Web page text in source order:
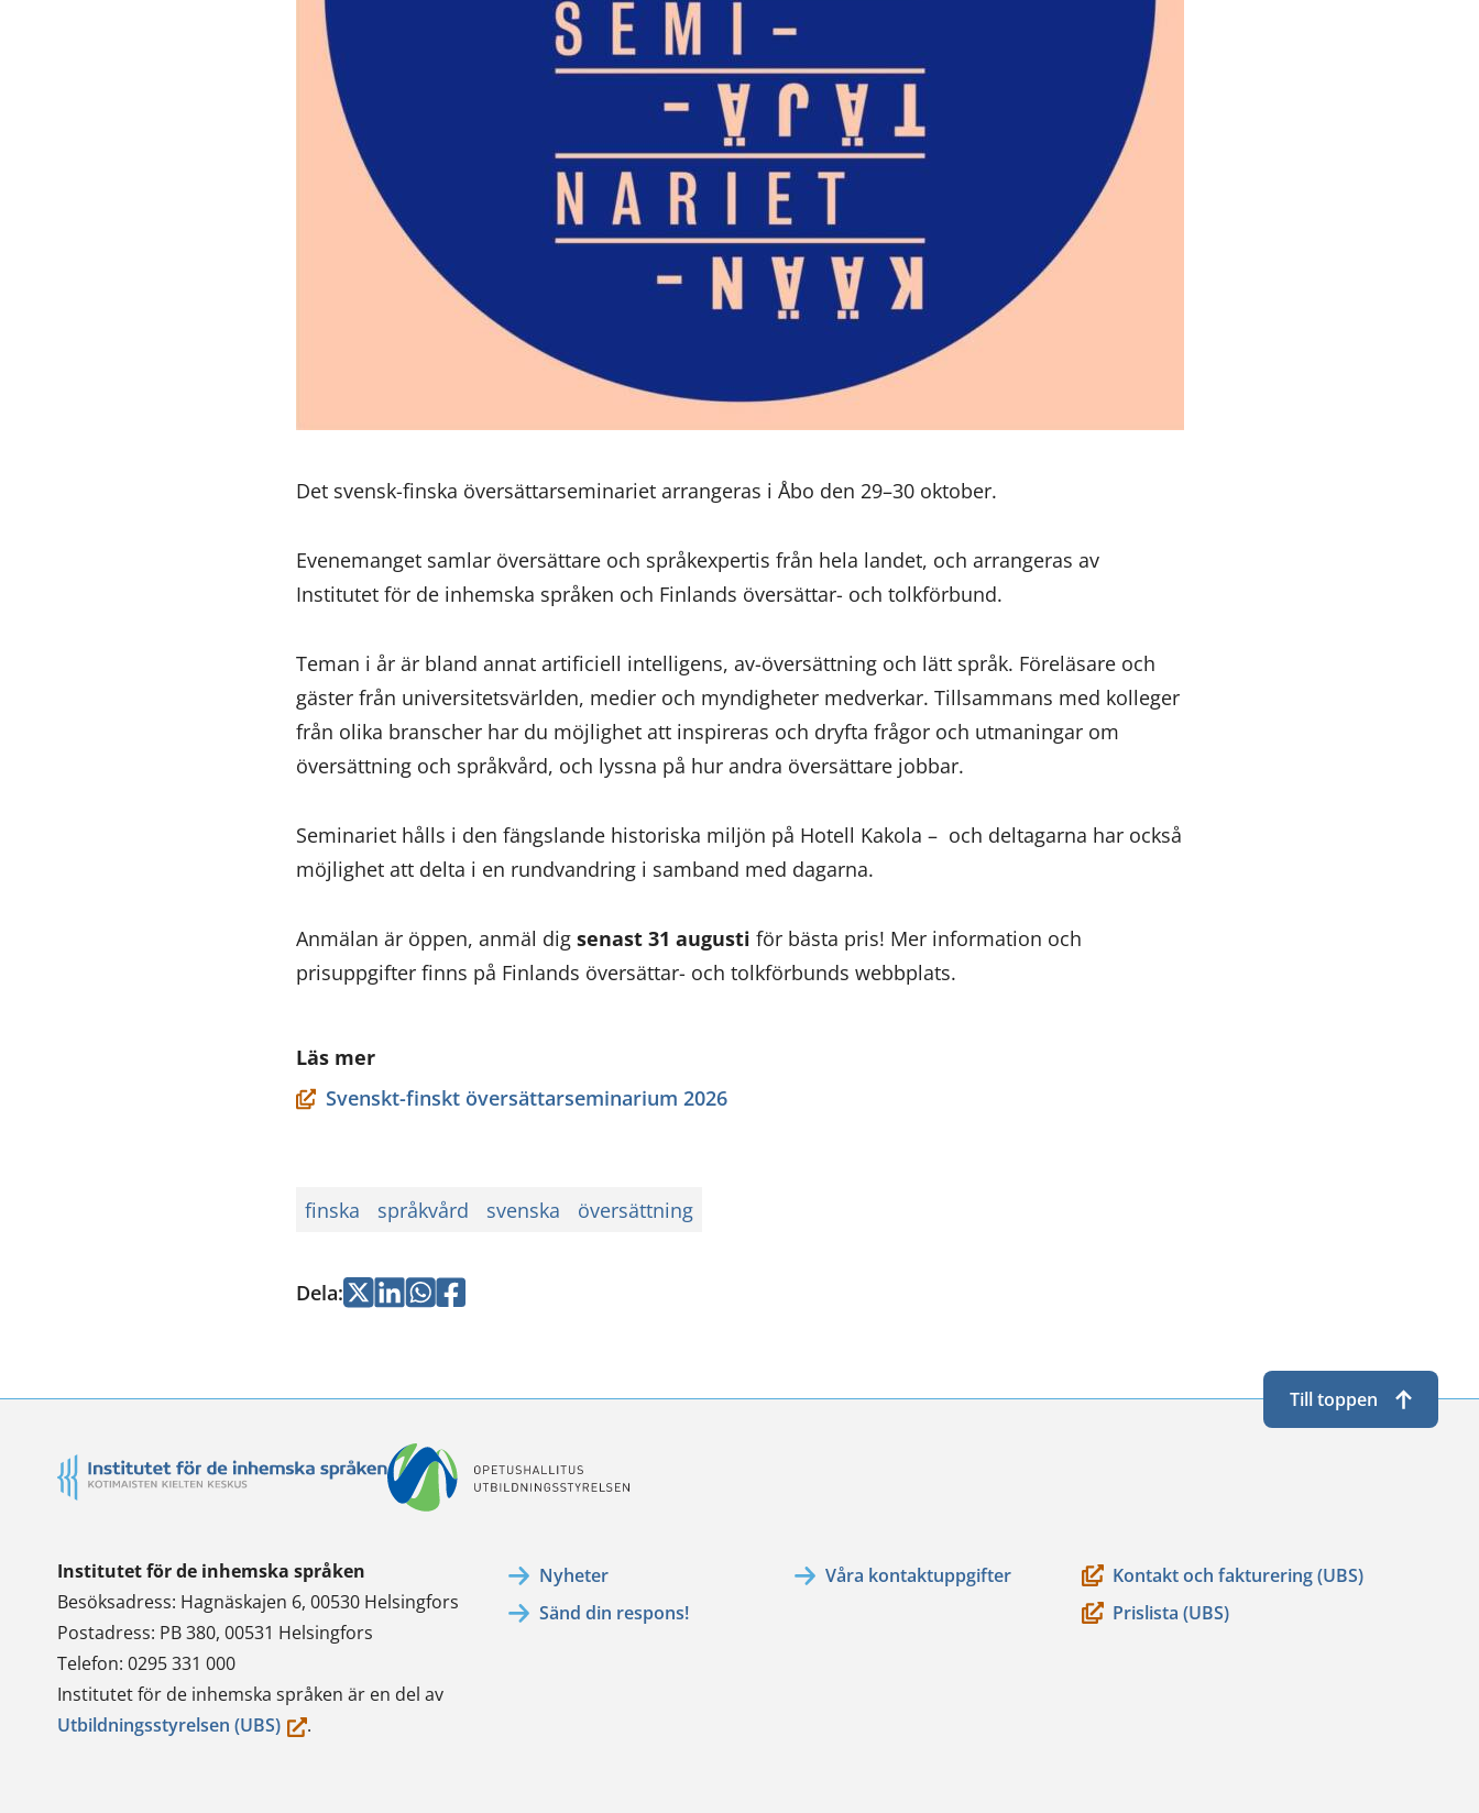
Det svensk-finska översättarseminariet arrangeras i Åbo den 29–30 oktober.
Evenemanget samlar översättare och språkexpertis från hela landet, och arrangeras av
Institutet för de inhemska språken och Finlands översättar- och tolkförbund.
Teman i år är bland annat artificiell intelligens, av-översättning och lätt språk. Föreläsare och
gäster från universitetsvärlden, medier och myndigheter medverkar. Tillsammans med kolleger
från olika branscher har du möjlighet att inspireras och dryfta frågor och utmaningar om
översättning och språkvård, och lyssna på hur andra översättare jobbar.
Seminariet hålls i den fängslande historiska miljön på Hotell Kakola – och deltagarna har också
möjlighet att delta i en rundvandring i samband med dagarna.
Anmälan är öppen, anmäl dig senast 31 augusti för bästa pris! Mer information och
prisuppgifter finns på Finlands översättar- och tolkförbunds webbplats.
Läs mer
Svenskt-finskt översättarseminarium 2026
finska språkvård svenska översättning
Dela:Jaa Jaa Jaa Jaa
Institutet för de inhemska språken
Besöksadress: Hagnäskajen 6, 00530 Helsingfors
Postadress: PB 380, 00531 Helsingfors
Telefon: 0295 331 000
Institutet för de inhemska språken är en del av
Utbildningsstyrelsen (UBS)(du.
Nyheter
Sänd din respons!
Våra kontaktuppgifter
Kontakt och fakturering (UBS)
Prislista (UBS)
Till toppen